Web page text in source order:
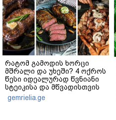
რატომ გამოდის ხორცი
მშრალი და უხეში? 4 ოქროს
წესი იდეალურად წვნიანი
სტეიკისა და მწვადისთვის
gemrielia.ge